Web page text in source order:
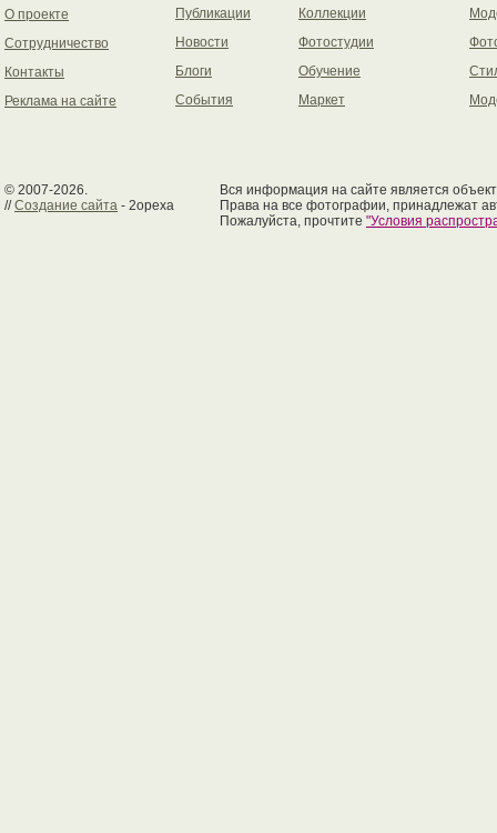
О проекте
Сотрудничество
Контакты
Реклама на сайте
Публикации
Новости
Блоги
События
Коллекции
Фотостудии
Обучение
Маркет
© 2007-2026.
//Создание сайта - 2opexa
Вся информация на сайте является
Права на все фотографии, принадлежат
Пожалуйста, прочтите "Условия